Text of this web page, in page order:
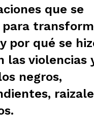
que se
por qué se
las violencias
negros,